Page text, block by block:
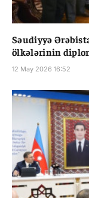
Səudiyyə
ölkələrinin
12 May 2026 16:52